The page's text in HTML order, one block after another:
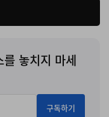
반의 테일러링과 스
며, 골드 시퀸 페탈이
됐다.
지는 그저 수공예 디
인도 수출품에 부과
놓치지 마세
구독하기